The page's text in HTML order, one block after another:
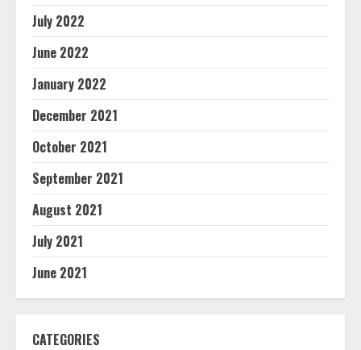
July 2022
June 2022
January 2022
December 2021
October 2021
September 2021
August 2021
July 2021
June 2021
CATEGORIES